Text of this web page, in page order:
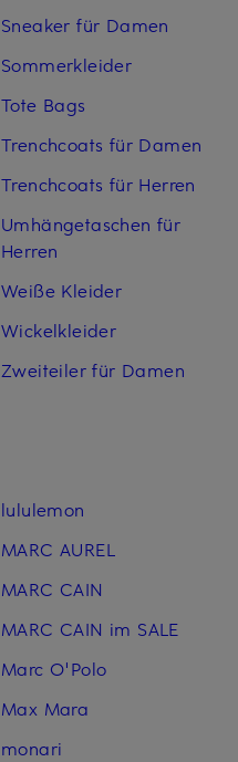
Sneaker für Damen
Sommerkleider
Tote Bags
Trenchcoats für Damen
Trenchcoats für Herren
Umhängetaschen für
Herren
Weiße Kleider
Wickelkleider
Zweiteiler für Damen
lululemon
MARC AUREL
MARC CAIN
MARC CAIN im SALE
Marc O'Polo
Max Mara
monari